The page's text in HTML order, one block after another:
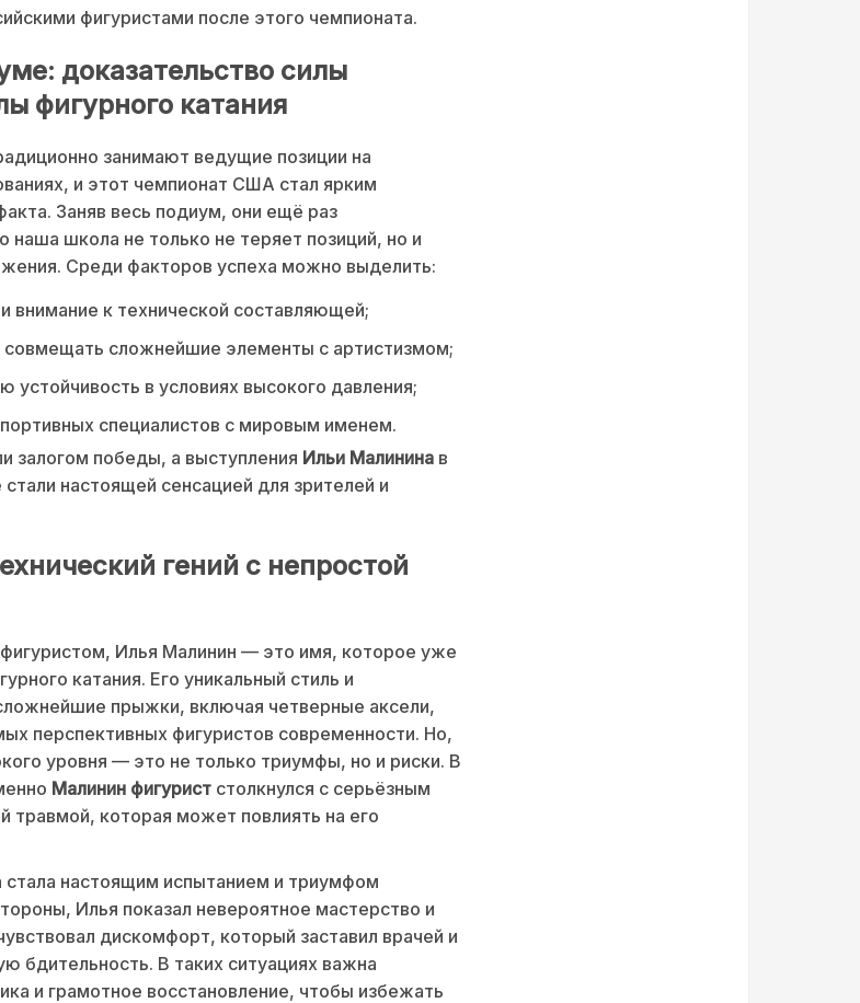
фигуристами после этого чемпионата.
доказательство силы
фигурного катания
занимают ведущие позиции на
и этот чемпионат США стал ярким
Заняв весь подиум, они ещё раз
наша школа не только не теряет позиций, но и
Среди факторов успеха можно выделить:
внимание к технической составляющей;
совмещать сложнейшие элементы с артистизмом;
устойчивость в условиях высокого давления;
специалистов с мировым именем.
залогом победы, а выступления Ильи Малинина в
настоящей сенсацией для зрителей и
гений с непростой
Илья Малинин — это имя, которое уже
катания. Его уникальный стиль и
прыжки, включая четверные аксели,
перспективных фигуристов современности. Но,
уровня — это не только триумфы, но и риски. В
Малинин фигурист столкнулся с серьёзным
которая может повлиять на его
стала настоящим испытанием и триумфом
Илья показал невероятное мастерство и
дискомфорт, который заставил врачей и
бдительность. В таких ситуациях важна
и грамотное восстановление, чтобы избежать